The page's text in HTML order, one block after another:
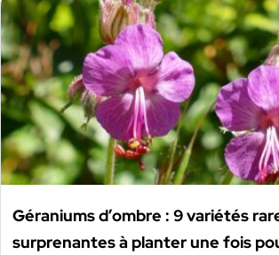
Géraniums d’ombre : 9 variétés
surprenantes à planter une fois